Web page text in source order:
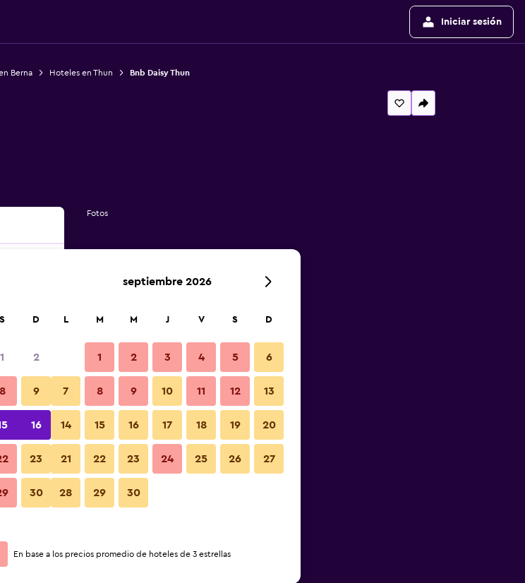
Iniciar sesión
Berna Hoteles en Thun Bnb Daisy Thun
precios
precios
Fotos
S D
1 2
8 9
16
23
30
septiembre 2026
L M M J V S D
1 2 3 4 5 6
7 8 9 10 11 12 13
14 15 16 17 18 19 20
21 22 23 24 25 26 27
28 29 30
En base a los precios promedio de hoteles de 3 estrellas